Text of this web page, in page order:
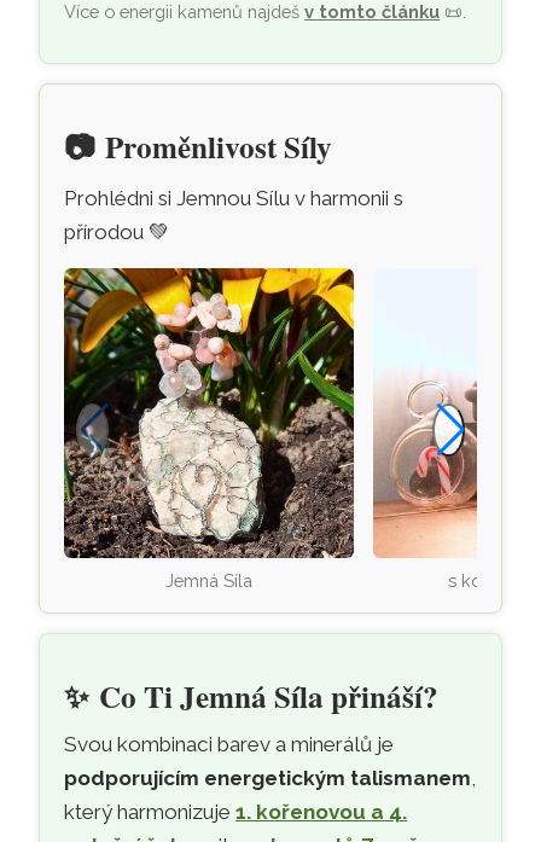
Více o energii kamenů najdešv tomto článku 📜
📷Proměnlivost Síly
Prohlédni si Jemnou Sílu v harmonii s
přírodou 💚
Jemná Síla s kouzlem
✨ Co Ti Jemná Síla přináší?
Svou kombinaci barev a minerálů je
podporujícím energetickým talismanem
který harmonizuje1. kořenovou a 4.